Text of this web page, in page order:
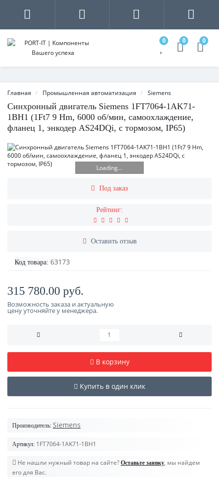
0 0 0
Главная Промышленная автоматизация Siemens
Синхронный двигатель Siemens 1FT7064-1AK71-
1BH1 (1Ft7 9 Hm, 6000 об/мин, самоохлаждение,
фланец 1, энкодер AS24DQi, с тормозом, IP65)
Loading...
Под заказ
Рейтинг:
Оставить отзыв
Код товара: 63173
315 780.00 руб.
Возможность заказа и актуальную
цену уточняйте у менеджера.
В корзину
Купить в один клик
Производитель: Siemens
Артикул: 1FT7064-1AK71-1BH1
Не нашли нужный товар на сайте? Оставьте заявку, мы найдем
его для Вас.